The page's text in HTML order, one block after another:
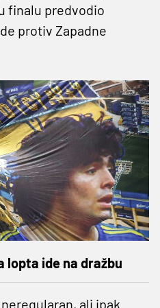
finalu predvodio
protiv Zapadne
lopta ide na dražbu
ali ipak